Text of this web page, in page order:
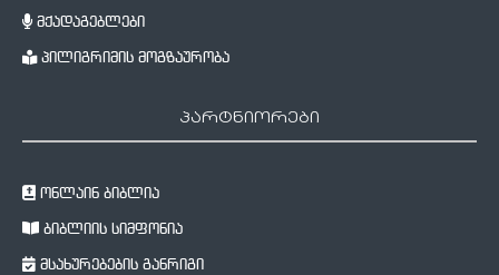
მქადაგებლები
პილიგრიმის მოგზაურობა
პარტნიორები
ონლაინ ბიბლია
ბიბლიის სიმფონია
მსახურებების განრიგი